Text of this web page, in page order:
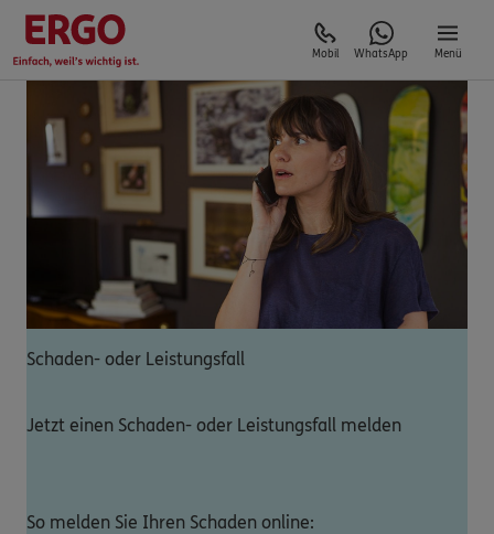
Mobil WhatsApp Menü
Schaden- oder Leistungsfall
Jetzt einen Schaden- oder Leistungsfall melden
So melden Sie Ihren Schaden online: